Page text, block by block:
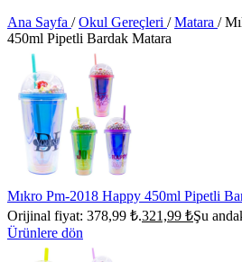
Ana Sayfa / Okul Gereçleri / Matara /
450ml Pipetli Bardak Matara
Mıkro Pm-2018 Happy 450ml Pipetli
Orijinal fiyat: 378,99 ₺.321,99 ₺Şu
Ürünlere dön